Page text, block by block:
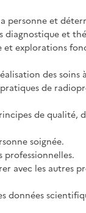
personne et
diagnostique et
explorations
des
de
de qualité,
soignée.
professionnelles.
avec les autres
données